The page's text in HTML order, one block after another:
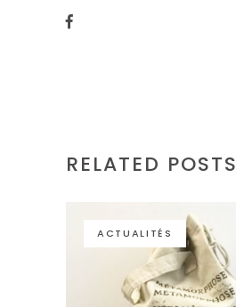
RELATED POSTS
ACTUALITÉS